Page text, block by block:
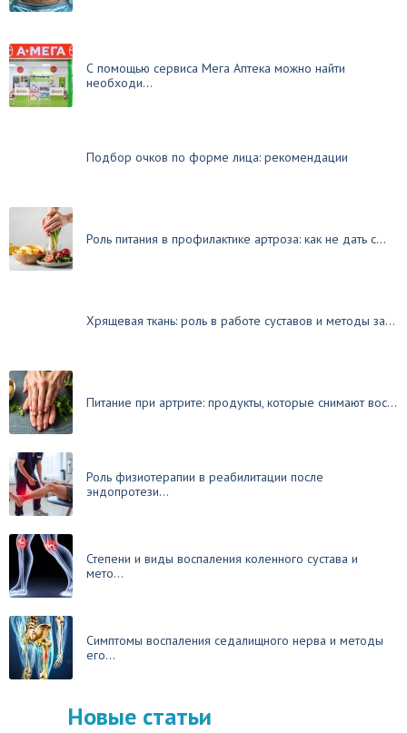
С помощью сервиса Мега Аптека можно найти
необходи...
Подбор очков по форме лица: рекомендации
Роль питания в профилактике артроза: как не дать с...
Хрящевая ткань: роль в работе суставов и методы за...
Питание при артрите: продукты, которые снимают вос...
Роль физиотерапии в реабилитации после
эндопротези...
Степени и виды воспаления коленного сустава и
мето...
Симптомы воспаления седалищного нерва и методы
его...
Новые статьи